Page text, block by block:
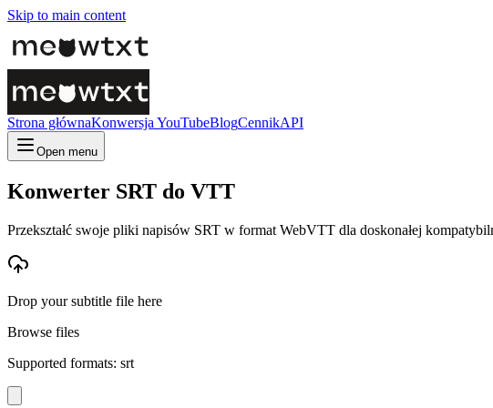
Skip to main content
Strona głównaKonwersja YouTubeBlogCennikAPI
Open menu
Konwerter SRT do VTT
Przekształć swoje pliki napisów SRT w format WebVTT dla doskonałej
Drop your subtitle file here
Browse files
Supported formats: srt